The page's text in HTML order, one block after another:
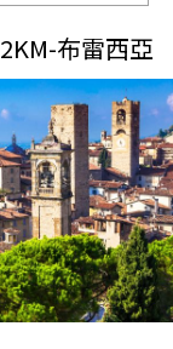
布雷西亞